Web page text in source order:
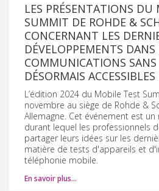
LES PRÉSENTATIONS DU
SUMMIT DE ROHDE &
CONCERNANT LES
DÉVELOPPEMENTS
COMMUNICATIONS
DÉSORMAIS
L’édition 2024 du Mobile Test
novembre au siège de Rohde &
Allemagne. Cet événement est
durant lequel les professionnels
partager leurs idées sur les
matière de tests d'appareils et
téléphonie mobile.
En savoir plus…